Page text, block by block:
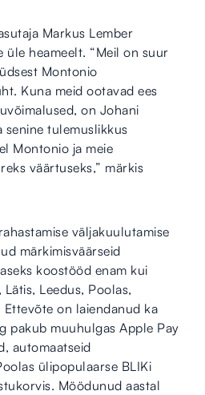
Markus Lember
üle heameelt. “Meil on suur
Montonio
Kuna meid ootavad ees
on Johani
tulemuslikkus
Montonio ja meie
väärtuseks,” märkis
väljakuulutamise
märkimisväärseid
koostööd enam kui
Leedus, Poolas,
Ettevõte on laiendanud ka
pakub muuhulgas Apple Pay
automaatseid
ülipopulaarse BLIKi
Möödunud aastal